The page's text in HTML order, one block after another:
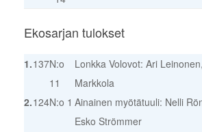
Ekosarjan tulokset
1.137N:o
11
Lonkka Volovot: Ari
Markkola
2.124N:o 1 Ainainen myötätuuli: Nelli
Esko Strömmer